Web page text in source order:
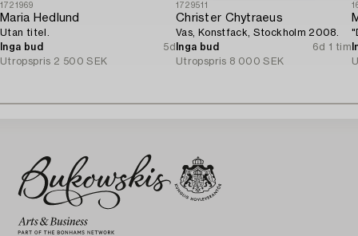
1721969
Maria Hedlund
Utan titel.
Inga bud
5d
Utropspris 2 500 SEK
1729511
Christer Chytraeus
Vas, Konstfack, Stockholm 2008.
Inga bud
6d 1 tim
Utropspris 8 000 SEK